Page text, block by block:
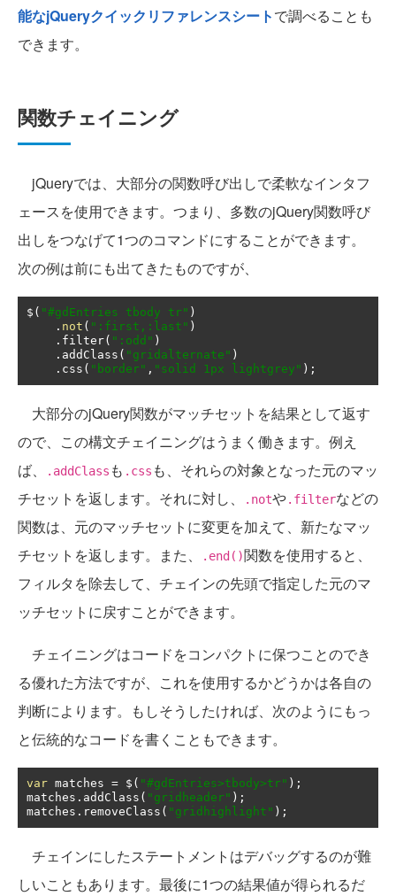
能なjQueryクイックリファレンスシートで調べることも
できます。
関数チェイニング
jQueryでは、大部分の関数呼び出しで柔軟なインタフ
ェースを使用できます。つまり、多数のjQuery関数呼び
出しをつなげて1つのコマンドにすることができます。
次の例は前にも出てきたものですが、
$ ( "#gdEntries tbody tr" )
. not ( ":first,:last" )
. filter( ":odd" )
. addClass ( "gridalternate" )
. css ( "border" , "solid 1px lightgrey" );
大部分のjQuery関数がマッチセットを結果として返す
ので、この構文チェイニングはうまく働きます。例え
ば、
.addClass も .css も、それらの対象となった元のマッ
チセットを返します。それに対し、
.notや.filterなどの
関数は、元のマッチセットに変更を加えて、新たなマッ
チセットを返します。また、
.end()関数を使用すると、
フィルタを除去して、チェインの先頭で指定した元のマ
ッチセットに戻すことができます。
チェイニングはコードをコンパクトに保つことのでき
る優れた方法ですが、これを使用するかどうかは各自の
判断によります。もしそうしたければ、次のようにもっ
と伝統的なコードを書くこともできます。
var matches = $ ( "#gdEntries>tbody>tr" );
matches . addClass ( "gridheader" );
matches . removeClass ( "gridhighlight" );
チェインにしたステートメントはデバッグするのが難
しいこともあります。最後に1つの結果値が得られるだ